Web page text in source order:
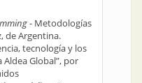
- Metodologías
de Argentina.
tecnología y los
Global”, por